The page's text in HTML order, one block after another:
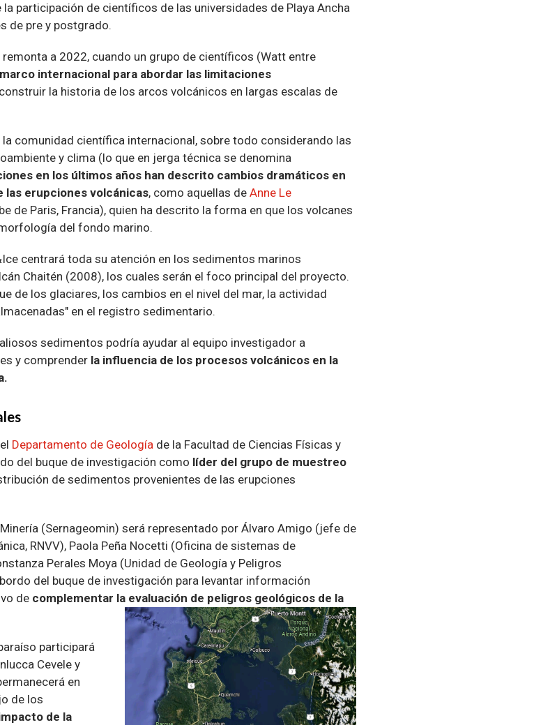
la participación de científicos de las universidades de Playa Ancha
de pre y postgrado.
remonta a 2022, cuando un grupo de científicos (Watt entre
internacional para abordar las limitaciones
la historia de los arcos volcánicos en largas escalas de
comunidad científica internacional, sobre todo considerando las
y clima (lo que en jerga técnica se denomina
en los últimos años han descrito cambios dramáticos en
las erupciones volcánicas, como aquellas de Anne Le
de Paris, Francia), quien ha descrito la forma en que los volcanes
del fondo marino.
centrará toda su atención en los sedimentos marinos
Chaitén (2008), los cuales serán el foco principal del proyecto.
de los glaciares, los cambios en el nivel del mar, la actividad
en el registro sedimentario.
sedimentos podría ayudar al equipo investigador a
y comprender la influencia de los procesos volcánicos en la
Departamento de Geología de la Facultad de Ciencias Físicas y
del buque de investigación como líder del grupo de muestreo
de sedimentos provenientes de las erupciones
(Sernageomin) será representado por Álvaro Amigo (jefe de
RNVV), Paola Peña Nocetti (Oficina de sistemas de
Perales Moya (Unidad de Geología y Peligros
del buque de investigación para levantar información
de complementar la evaluación de peligros geológicos de la
participará
Cevele y
en
de los
de la